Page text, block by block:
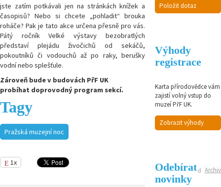
jste zatím potkávali jen na stránkách knížek a
časopisů? Nebo si chcete „pohladit“ brouka
roháče? Pak je tato akce určena přesně pro vás.
Pátý ročník Velké výstavy bezobratlých
představí plejádu živočichů od sekáčů,
pokoutníků či vodouchů až po raky, berušky
vodní nebo splešťule.
Zároveň bude v budovách PřF UK
probíhat doprovodný program sekcí.
Tagy
Pražská muzejní noc
1x
Položit dotaz
Výhody
registrace
Karta přírodovědce vám
zajistí volný vstup do
muzeí PřF UK.
Zobrazit výhody
Archiv
Odebírat
novinky